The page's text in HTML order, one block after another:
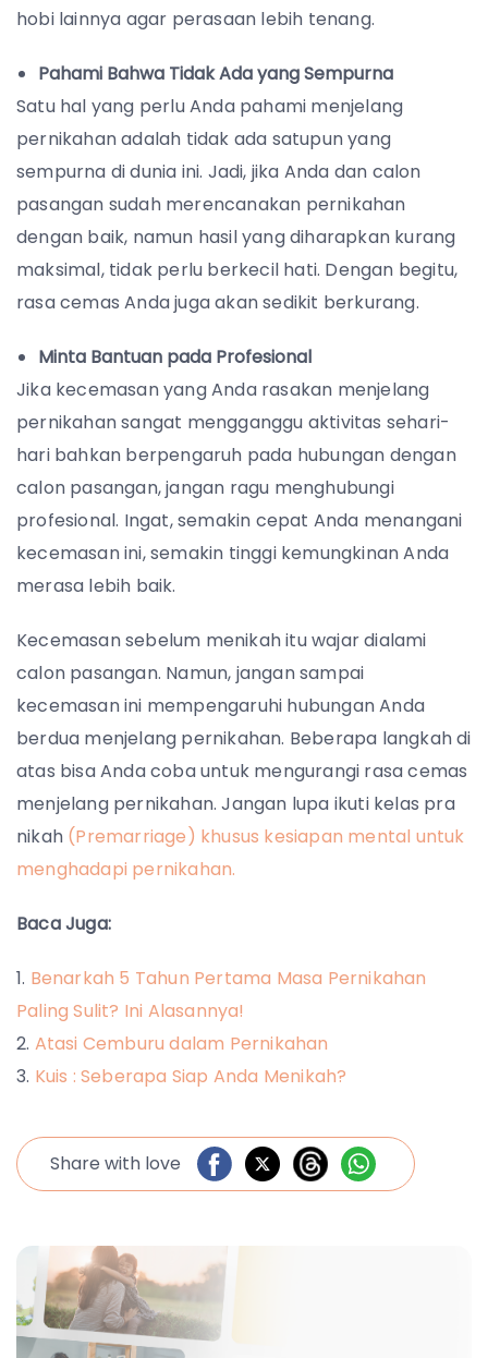
hobi lainnya agar perasaan lebih tenang.
Pahami Bahwa Tidak Ada yang Sempurna
Satu hal yang perlu Anda pahami menjelang
pernikahan adalah tidak ada satupun yang
sempurna di dunia ini. Jadi, jika Anda dan calon
pasangan sudah merencanakan pernikahan
dengan baik, namun hasil yang diharapkan kurang
maksimal, tidak perlu berkecil hati. Dengan begitu,
rasa cemas Anda juga akan sedikit berkurang.
Minta Bantuan pada Profesional
Jika kecemasan yang Anda rasakan menjelang
pernikahan sangat mengganggu aktivitas sehari-
hari bahkan berpengaruh pada hubungan dengan
calon pasangan, jangan ragu menghubungi
profesional. Ingat, semakin cepat Anda menangani
kecemasan ini, semakin tinggi kemungkinan Anda
merasa lebih baik.
Kecemasan sebelum menikah itu wajar dialami
calon pasangan. Namun, jangan sampai
kecemasan ini mempengaruhi hubungan Anda
berdua menjelang pernikahan. Beberapa langkah di
atas bisa Anda coba untuk mengurangi rasa cemas
menjelang pernikahan. Jangan lupa ikuti kelas pra
nikah (Premarriage) khusus kesiapan mental untuk
menghadapi pernikahan.
Baca Juga:
Benarkah 5 Tahun Pertama Masa Pernikahan
Paling Sulit? Ini Alasannya!
Atasi Cemburu dalam Pernikahan
Kuis : Seberapa Siap Anda Menikah?
Share with love